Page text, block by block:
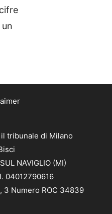
tribunale di Milano
NAVIGLIO (MI)
04012790616
3 Numero ROC 34839